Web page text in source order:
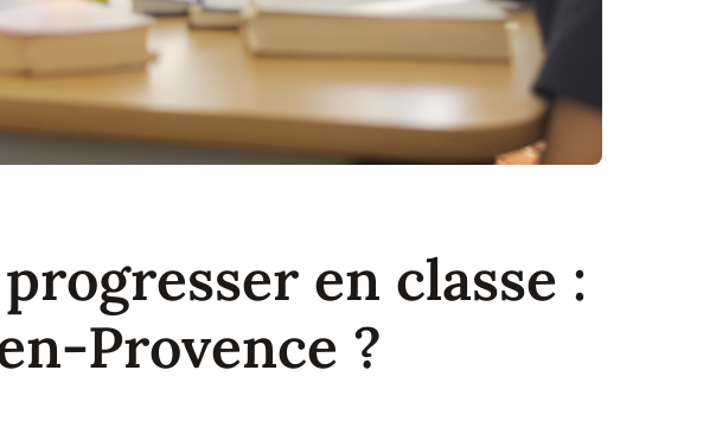
en classe :
Provence ?